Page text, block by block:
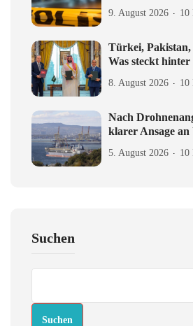
9. August 2026 10
Türkei,
Was steckt hinter
8. August 2026 10
Nach
klarer Ansage
5. August 2026 10
Suchen
Suchen